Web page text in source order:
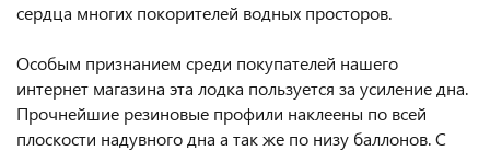
сердца многих покорителей водных просторов.
Особым признанием среди покупателей нашего
интернет магазина эта лодка пользуется за усиление дна.
Прочнейшие резиновые профили наклеены по всей
плоскости надувного дна а так же по низу баллонов. С